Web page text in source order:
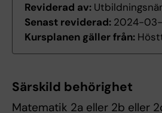
Reviderad av:
Senast reviderad: 2024-03-
Kursplanen gäller från:
Särskild behörighet
Matematik 2a eller 2b eller